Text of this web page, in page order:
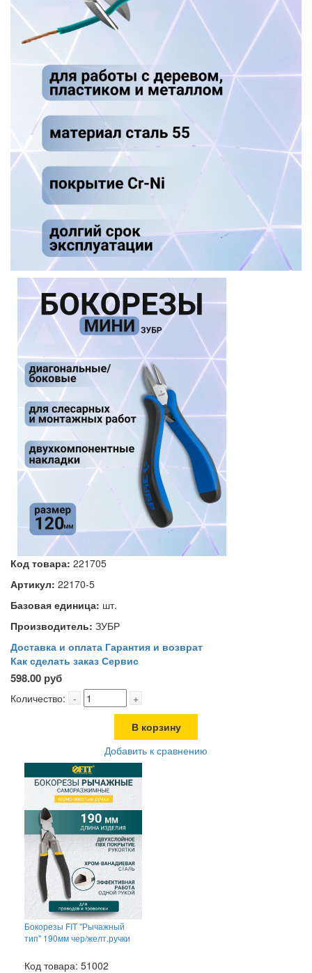
Код товара: 221705
Артикул: 22170-5
Базовая единица: шт.
Производитель: ЗУБР
Доставка и оплата Гарантия и возврат
Как сделать заказ Сервис
598.00 руб
Количество: - +
В корзину
Добавить к сравнению
Бокорезы FIT "Рычажный
тип" 190мм чер/желт.ручки
Код товара: 51002